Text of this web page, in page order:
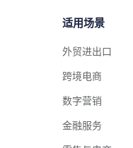
适用场景
外贸进出口
跨境电商
数字营销
金融服务